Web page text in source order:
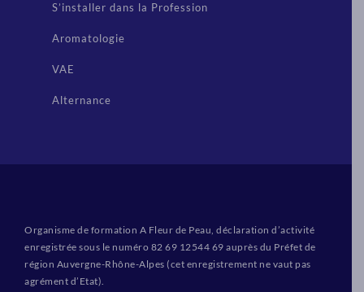
S’installer dans la Profession
Aromatologie
VAE
Alternance
Organisme de formation A Fleur de Peau, déclaration d’activité
enregistrée sous le numéro 82 69 12544 69 auprès du Préfet de
région Auvergne-Rhône-Alpes (cet enregistrement ne vaut pas
agrément d’Etat).